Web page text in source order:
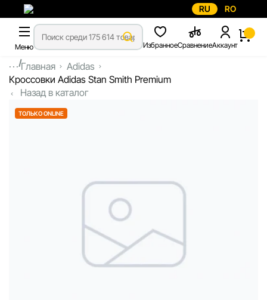
RU RO
Меню ИзбранноеСравнениеАккаунт
...Главная
Adidas
Кроссовки Adidas Stan Smith Premium
Назад в каталог
ТОЛЬКО ONLINE